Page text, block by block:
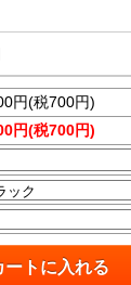
円(税700円)
円(税700円)